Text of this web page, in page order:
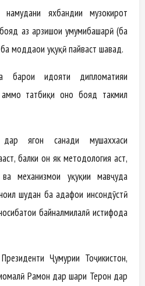
яхбандии музокирот
аз арзишҳои умумибашарӣ (ба
моддаҳои ҳуқуқӣ пайваст шавад.
барои ҳидояти дипломатияи
аммо татбиқи онҳо бояд такмил
дар ягон санади мушаххаси
балки он як методология аст,
механизмҳои ҳуқуқии мавҷуда
шудан ба ҳадафҳои инсондӯстӣ
байналмилалӣ истифода
Ҷумҳурии Тоҷикистон,
Раҳмон дар шаҳри Теҳрон дар